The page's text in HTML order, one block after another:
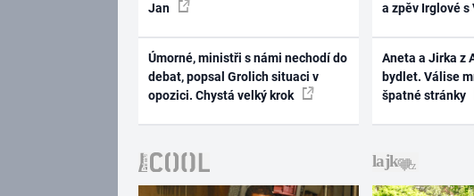
Jan
Úmorné, ministři s námi nechodí do
debat, popsal Grolich situaci v
opozici. Chystá velký krok
a zpěv Irglové s
Aneta a Jirka z
bydlet. Válise
špatné stránky